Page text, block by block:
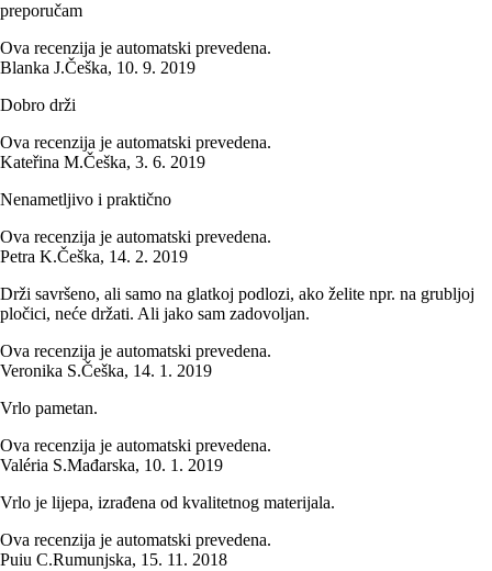
preporučam
Ova recenzija je automatski prevedena.
Blanka J.Češka, 10. 9. 2019
Dobro drži
Ova recenzija je automatski prevedena.
Kateřina M.Češka, 3. 6. 2019
Nenametljivo i praktično
Ova recenzija je automatski prevedena.
Petra K.Češka, 14. 2. 2019
Drži savršeno, ali samo na glatkoj podlozi, ako želite npr. na grubljoj
pločici, neće držati. Ali jako sam zadovoljan.
Ova recenzija je automatski prevedena.
Veronika S.Češka, 14. 1. 2019
Vrlo pametan.
Ova recenzija je automatski prevedena.
Valéria S.Mađarska, 10. 1. 2019
Vrlo je lijepa, izrađena od kvalitetnog materijala.
Ova recenzija je automatski prevedena.
Puiu C.Rumunjska, 15. 11. 2018